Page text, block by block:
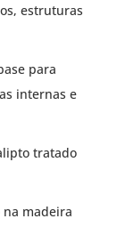
estruturas
para
internas e
tratado
madeira